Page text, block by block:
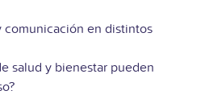
comunicación en distintos
salud y bienestar pueden